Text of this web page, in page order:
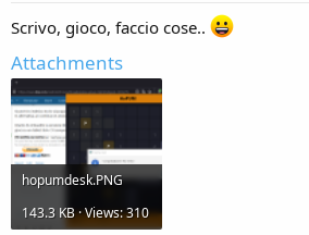
Scrivo, gioco, faccio cose..
Attachments
hopumdesk.PNG
143.3 KB · Views: 310